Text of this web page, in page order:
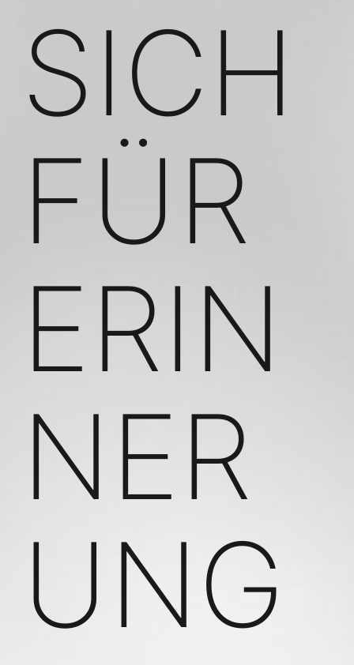
SICH
FÜR
ERIN
NER
UNG